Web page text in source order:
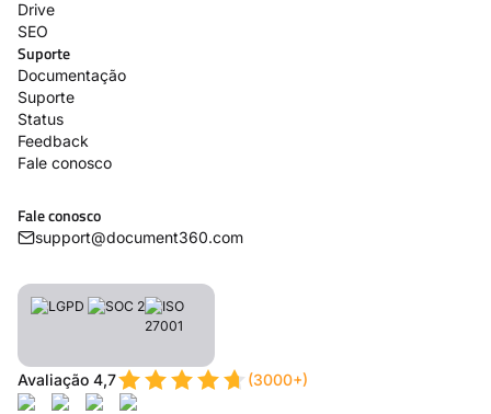
Drive
SEO
Suporte
Documentação
Suporte
Status
Feedback
Fale conosco
Fale conosco
support@document360.com
Avaliação 4,7 (3000+)